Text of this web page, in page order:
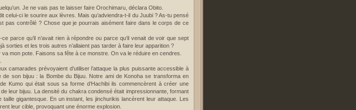
Je ne vais pas te laisser faire Orochimaru, déclara Obito.
celui-ci le sourire aux lèvres. Mais qu’adviendra-t-il du Juubi ? As-tu pensé
pas contrôlé ? Chose que je pourrais aisément faire dans le corps de ce
parce qu’il n’avait rien à répondre ou parce qu’il venait de voir que sept
sorties et les trois autres n’allaient pas tarder à faire leur apparition ?
mon pote. Faisons sa fête à ce monstre. On va le réduire en cendres.
camarades prévoyaient d’utiliser l’attaque la plus puissante accessible à
de son bijuu : la Bombe du Bijuu. Notre ami de Konoha se transforma en
Kumo qui était sous sa forme d’Hachibi ils commencèrent à créer une
leur bijuu. La densité du chakra condensé était impressionnante, formant
taille gigantesque. En un instant, les jinchurikis lancèrent leur attaque. Les
leur cible, provoquant une énorme explosion.